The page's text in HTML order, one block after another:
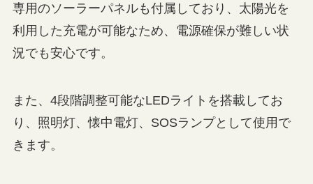
専用のソーラーパネルも付属しており、太陽光を
利用した充電が可能なため、電源確保が難しい状
況でも安心です。
また、4段階調整可能なLEDライトを搭載してお
り、照明灯、懐中電灯、SOSランプとして使用で
きます。